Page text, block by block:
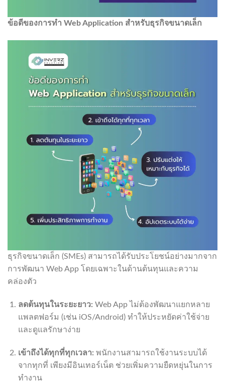
ข้อดีของการทำ Web Application สำหรับธุรกิจขนาดเล็ก
ธุรกิจขนาดเล็ก (SMEs) สามารถได้รับประโยชน์อย่างมากจาก
การพัฒนา Web App โดยเฉพาะในด้านต้นทุนและความ
คล่องตัว
ลดต้นทุนในระยะยาว: Web App ไม่ต้องพัฒนาแยกหลาย
แพลตฟอร์ม (เช่น iOS/Android) ทำให้ประหยัดค่าใช้จ่าย
และดูแลรักษาง่าย
เข้าถึงได้ทุกที่ทุกเวลา: พนักงานสามารถใช้งานระบบได้
จากทุกที่ เพียงมีอินเทอร์เน็ต ช่วยเพิ่มความยืดหยุ่นในการ
ทำงาน